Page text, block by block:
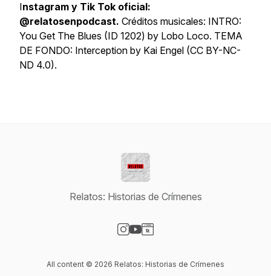
Instagram y Tik Tok oficial:
@relatosenpodcast. Créditos musicales: INTRO:
You Get The Blues (ID 1202) by Lobo Loco. TEMA
DE FONDO: Interception by Kai Engel (CC BY-NC-
ND 4.0).
Relatos: Historias de Crímenes
All content © 2026 Relatos: Historias de Crímenes